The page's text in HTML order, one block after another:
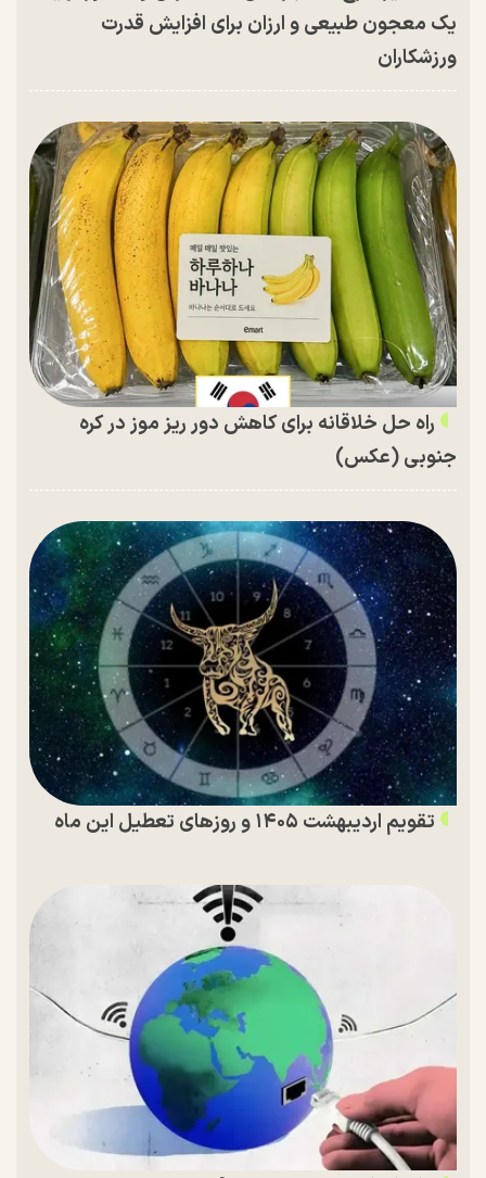
یک معجون طبیعی و ارزان برای افزایش قدرت
ورزشکاران
راه حل خلاقانه برای کاهش دور ریز موز در کره
جنوبی (عکس)
تقویم اردیبهشت ۱۴۰۵ و روز‌های تعطیل این ماه